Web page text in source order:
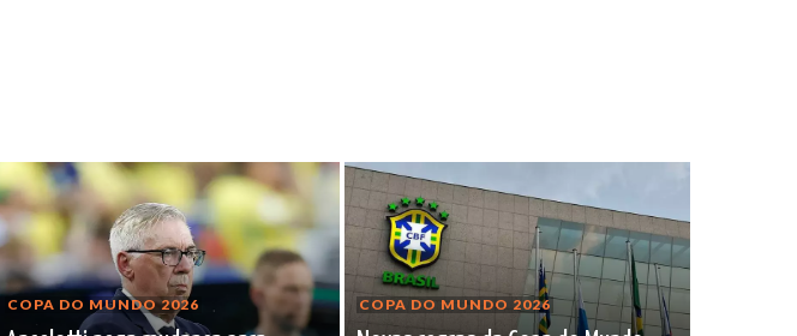
COPA DO MUNDO 2026 COPA DO MUNDO 2026